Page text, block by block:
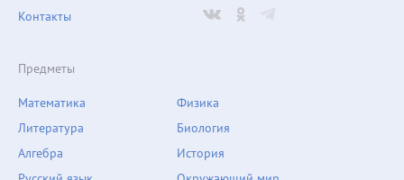
Предметы
Математика
Литература
Алгебра
Физика
Биология
История
Контакты